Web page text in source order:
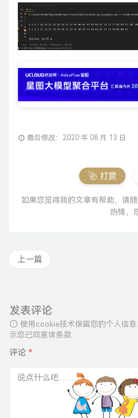
最后修改：2020 年 08 月 13 日
打赏
如果您觉得我的文章有帮助，请
热情，
上一篇
发表评论
使用cookie技术保留您的个人信
示您已同意该条款
评论 *